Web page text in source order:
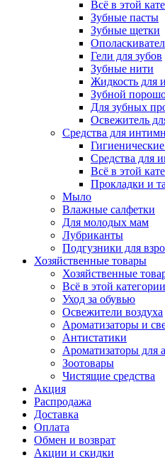
Всё в этой
Зубные пасты
Зубные щетки
Гели для зубов
Зубные нити
Жидкость для
Зубной
Для зубных
Освежитель
Средства для
Гигиенические
Средства для
Всё в этой
Прокладки и
Мыло
Влажные салфетки
Для молодых мам
Лубриканты
Подгузники для
Хозяйственные товары
Хозяйственные
Всё в этой категории
Уход за обувью
Освежители воздуха
Ароматизаторы и
Антистатики
Ароматизаторы для
Зоотовары
Чистящие средства
Акция
Распродажа
Доставка
Оплата
Обмен и возврат
Акции и скидки